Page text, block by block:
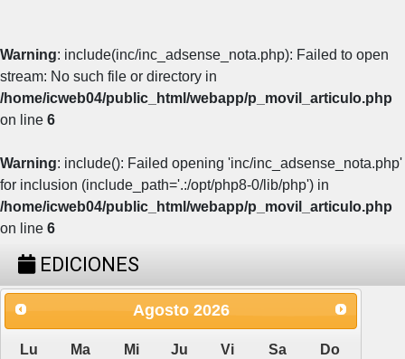
Warning: include(inc/inc_adsense_nota.php): Failed to open
stream: No such file or directory in
/home/icweb04/public_html/webapp/p_movil_articulo.php
on line 6
Warning: include(): Failed opening 'inc/inc_adsense_nota.php'
for inclusion (include_path='.:/opt/php8-0/lib/php') in
/home/icweb04/public_html/webapp/p_movil_articulo.php
on line 6
EDICIONES
Agosto 2026
Lu Ma Mi Ju Vi Sa Do